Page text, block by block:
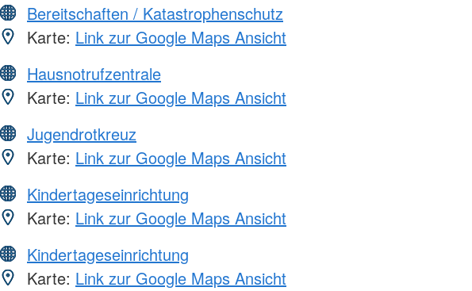
Bereitschaften / Katastrophenschutz
Karte: Link zur Google Maps Ansicht
Hausnotrufzentrale
Karte: Link zur Google Maps Ansicht
Jugendrotkreuz
Karte: Link zur Google Maps Ansicht
Kindertageseinrichtung
Karte: Link zur Google Maps Ansicht
Kindertageseinrichtung
Karte: Link zur Google Maps Ansicht